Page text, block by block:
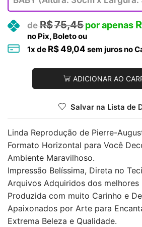
R$75,45
no Pix, Boleto ou
1x de R$49,04 sem juros no
ADICIONAR AO
Salvar na Lista de
Linda Reprodução de Pierre-
Formato Horizontal para Você
Ambiente Maravilhoso.
Impressão Belíssima, Direta no
Arquivos Adquiridos dos melhores
Produzida com muito Carinho e
Apaixonados por Arte para
Extrema Beleza e Qualidade.